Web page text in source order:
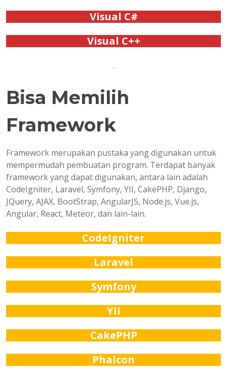
Visual C#
Visual C++
.
Bisa Memilih
Framework
Framework merupakan pustaka yang digunakan untuk
mempermudah pembuatan program. Terdapat banyak
framework yang dapat digunakan, antara lain adalah
CodeIgniter, Laravel, Symfony, YII, CakePHP, Django,
JQuery, AJAX, BootStrap, AngularJS, Node.js, Vue.js,
Angular, React, Meteor, dan lain-lain.
CodeIgniter
Laravel
Symfony
YII
CakePHP
Phalcon